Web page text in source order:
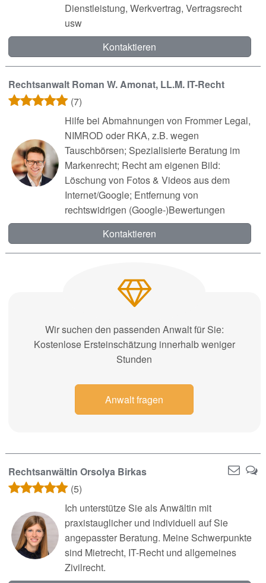
Dienstleistung, Werkvertrag, Vertragsrecht
usw
Kontaktieren
Rechtsanwalt Roman W. Amonat, LL.M. IT-Recht
(7)
Hilfe bei Abmahnungen von Frommer Legal,
NIMROD oder RKA, z.B. wegen
Tauschbörsen; Spezialisierte Beratung im
Markenrecht; Recht am eigenen Bild:
Löschung von Fotos & Videos aus dem
Internet/Google; Entfernung von
rechtswidrigen (Google-)Bewertungen
Kontaktieren
Wir suchen den passenden Anwalt für Sie:
Kostenlose Ersteinschätzung innerhalb weniger
Stunden
Anwalt fragen
Rechtsanwältin Orsolya Birkas
(5)
Ich unterstütze Sie als Anwältin mit
praxistauglicher und individuell auf Sie
angepasster Beratung. Meine Schwerpunkte
sind Mietrecht, IT-Recht und allgemeines
Zivilrecht.